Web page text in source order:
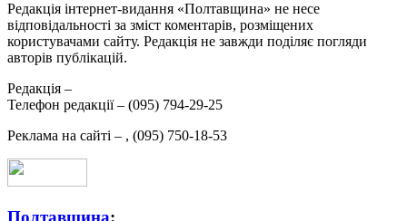
Редакція інтернет-видання «Полтавщина» не несе
відповідальності за зміст коментарів, розміщених
користувачами сайту. Редакція не завжди поділяє погляди
авторів публікацій.
Редакція –
Телефон редакції – (095) 794-29-25
Реклама на сайті – , (095) 750-18-53
Полтавщина: